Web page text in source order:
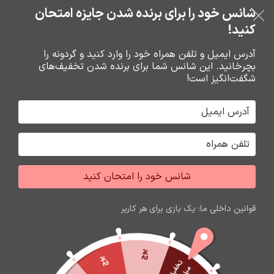
خرید قسطی با ترب‌پی
عبور به ناوبری
رفتن به محتوای اصلی
0 ریال
خانه اسپيکر شارژي اسپيکر ها
فروشگاه نوین تراشه گنجی
پوچ
پوچ
شانس خود را برای برنده شدن جایزه امتحان
کنید!
آدرس ایمیل و تلفن همراه خود را وارد کنید و گردونه را
بچرخانید. این شانس شما برای برنده شدن تخفیف‌های
شگفت‌انگیز است!
شانس خود را امتحان کنید
قوانین داخلی ما: یک بازی برای هر کاربر